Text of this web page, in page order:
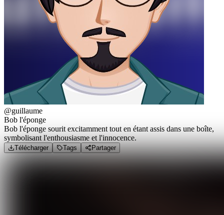
@guillaume
Bob l'éponge
Bob l'éponge sourit excitamment tout en étant assis dans une boîte,
symbolisant l'enthousiasme et l'innocence.
Télécharger Tags Partager